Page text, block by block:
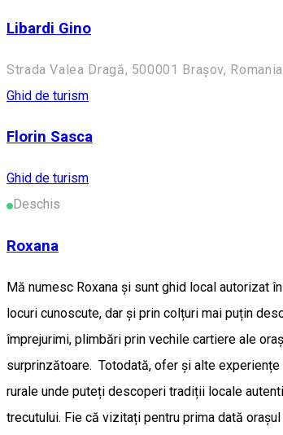
Libardi Gino
Strada Valea Dragă, 500001 Brașov, Romania
Ghid de turism
Florin Sasca
Ghid de turism
Deschis
Roxana
Mă numesc Roxana și sunt ghid local autorizat
locuri cunoscute, dar și prin colțuri mai puțin
împrejurimi, plimbări prin vechile cartiere ale
surprinzătoare. Totodată, ofer și alte
rurale unde puteți descoperi tradiții locale
trecutului. Fie că vizitați pentru prima dată